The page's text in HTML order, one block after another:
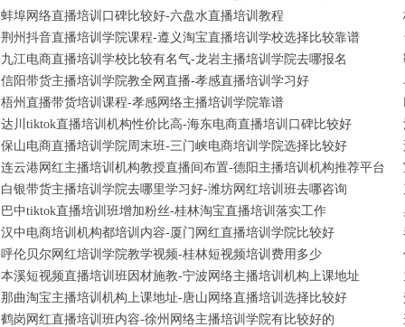
蚌埠网络直播培训口碑比较好-六盘水直播培训教程
荆州抖音直播培训学院课程-遵义淘宝直播培训学校选择比较靠谱
九江电商直播培训学校比较有名气-龙岩主播培训学院去哪报名
信阳带货主播培训学院教全网直播-孝感直播培训学习好
梧州直播带货培训课程-孝感网络主播培训学院靠谱
达川tiktok直播培训机构性价比高-海东电商直播培训口碑比较好
保山电商直播培训学院周末班-三门峡电商培训学院选择比较好
连云港网红主播培训机构教授直播间布置-德阳主播培训机构推荐平台
白银带货主播培训学院去哪里学习好-潍坊网红培训班去哪咨询
巴中tiktok直播培训班增加粉丝-桂林淘宝直播培训落实工作
汉中电商培训机构都培训内容-厦门网红直播培训学院比较好
呼伦贝尔网红培训学院教学视频-桂林短视频培训费用多少
本溪短视频直播培训班因材施教-宁波网络主播培训机构上课地址
那曲淘宝主播培训机构上课地址-唐山网络直播培训选择比较好
鹤岗网红直播培训班内容-徐州网络主播培训学院有比较好的